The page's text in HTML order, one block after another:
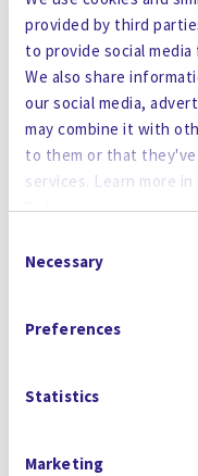
provided by third
to provide social
We also share
our social media,
may combine it with
to them or that
services. Learn more in
Policy.
By using the site, you
Selection
Necessary
Preferences
Statistics
Marketing
El fundador y
Kelly, declaró:
encantados de
oportunidad de
de tratamiento de
Antártica
envidiable
tratamiento de
el Departamento
expedicionarios
Estación Davis
soporte de CRS